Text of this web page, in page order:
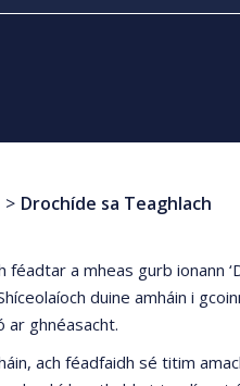
Drochíde sa Teaghlach
féadtar a mheas gurb ionann
duine amháin i
ar ghnéasacht.
ach féadfaidh sé titim